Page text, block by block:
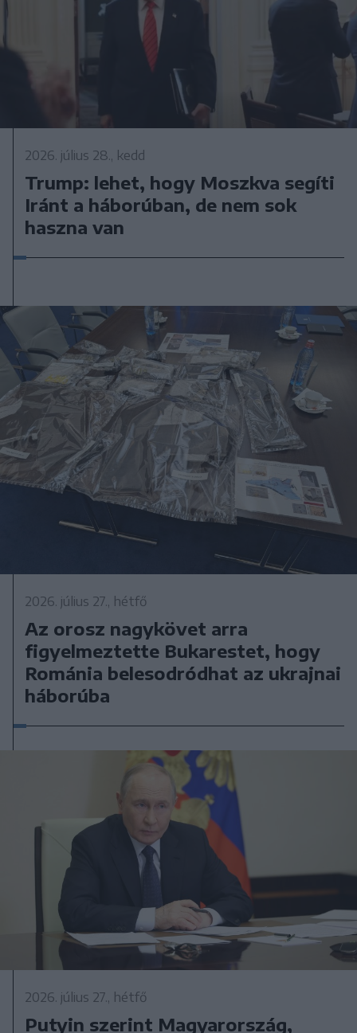
2026. július 28., kedd
Trump: lehet, hogy Moszkva segíti
Iránt a háborúban, de nem sok
haszna van
2026. július 27., hétfő
Az orosz nagykövet arra
figyelmeztette Bukarestet, hogy
Románia belesodródhat az ukrajnai
háborúba
2026. július 27., hétfő
Putyin szerint Magyarország,